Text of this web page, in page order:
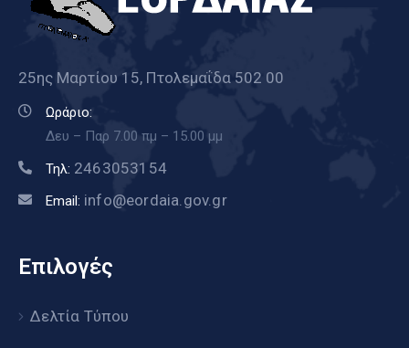
25ης Μαρτίου 15, Πτολεμαΐδα 502 00
Ωράριο:
Δευ – Παρ 7.00 πμ – 15.00 μμ
Τηλ: 2463053154
Email: info@eordaia.gov.gr
Επιλογές
Δελτία Τύπου